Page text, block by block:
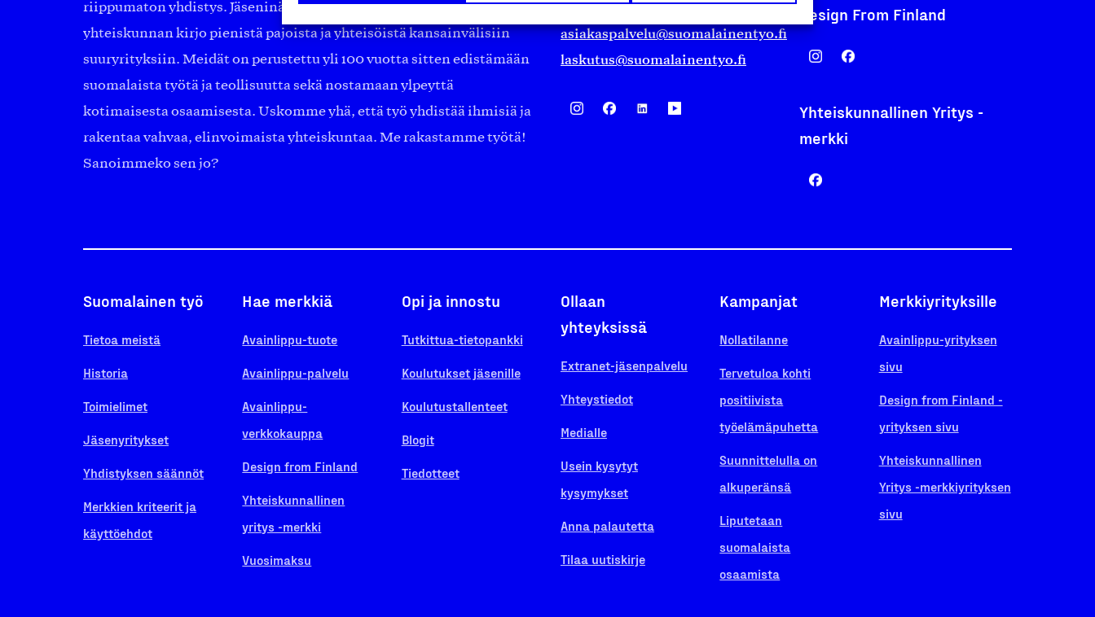
riippumaton yhdistys. Jäseninämme on koko suomalaisen
yhteiskunnan kirjo pienistä pajoista ja yhteisöistä kansainvälisiin
suuryrityksiin. Meidät on perustettu yli 100 vuotta sitten edistämään
suomalaista työtä ja teollisuutta sekä nostamaan ylpeyttä
kotimaisesta osaamisesta. Uskomme yhä, että työ yhdistää ihmisiä ja
rakentaa vahvaa, elinvoimaista yhteiskuntaa. Me rakastamme työtä!
Sanoimmeko sen jo?
Finland
asiakaspalvelu@suomalainentyo.fi
laskutus@suomalainentyo.fi
Design From Finland
Yhteiskunnallinen Yritys -
merkki
Suomalainen työ
Tietoa meistä
Historia
Toimielimet
Jäsenyritykset
Yhdistyksen säännöt
Merkkien kriteerit ja
käyttöehdot
Hae merkkiä
Avainlippu-tuote
Avainlippu-palvelu
Avainlippu-
verkkokauppa
Design from Finland
Yhteiskunnallinen
yritys -merkki
Vuosimaksu
Opi ja innostu
Tutkittua-tietopankki
Koulutukset jäsenille
Koulutustallenteet
Blogit
Tiedotteet
Ollaan
yhteyksissä
Extranet-jäsenpalvelu
Yhteystiedot
Medialle
Usein kysytyt
kysymykset
Anna palautetta
Tilaa uutiskirje
Kampanjat
Nollatilanne
Tervetuloa kohti
positiivista
työelämäpuhetta
Suunnittelulla on
alkuperänsä
Liputetaan
suomalaista
osaamista
Merkkiyrityksille
Avainlippu-yrityksen
sivu
Design from Finland -
yrityksen sivu
Yhteiskunnallinen
Yritys -merkkiyrityksen
sivu